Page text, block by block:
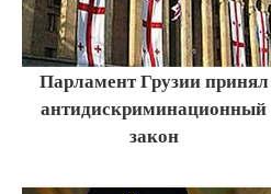
Парламент Грузии принял
антидискриминационный
закон